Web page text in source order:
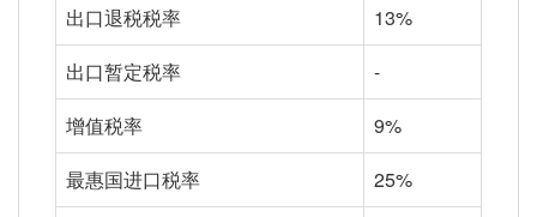
出口退税税率
13%
出口暂定税率
-
增值税率
9%
最惠国进口税率
25%